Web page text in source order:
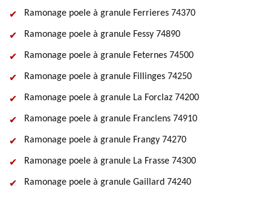
Ramonage poele à granule Ferrieres 74370
Ramonage poele à granule Fessy 74890
Ramonage poele à granule Feternes 74500
Ramonage poele à granule Fillinges 74250
Ramonage poele à granule La Forclaz 74200
Ramonage poele à granule Franclens 74910
Ramonage poele à granule Frangy 74270
Ramonage poele à granule La Frasse 74300
Ramonage poele à granule Gaillard 74240